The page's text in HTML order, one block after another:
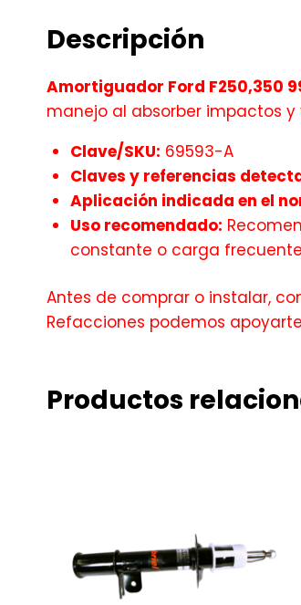
Descripción
Amortiguador Ford F250,350
manejo al absorber impactos
Clave/SKU: 69593-A
Claves y referencias
Aplicación indicada en el
Uso recomendado:
constante o carga
Antes de comprar o instalar,
Refacciones podemos
Productos